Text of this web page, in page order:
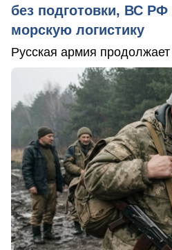
без подготовки, ВС РФ
морскую логистику
Русская армия